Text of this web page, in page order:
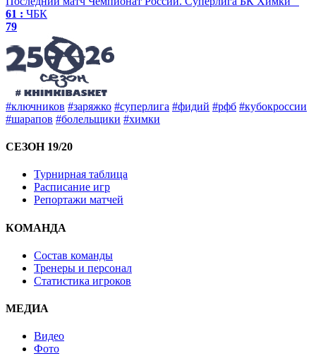
61 : ЧБК
79
#ключников #заряжко #суперлига #фидий #рфб #кубокроссии
#шарапов #болельщики #химки
СЕЗОН 19/20
Турнирная таблица
Расписание игр
Репортажи матчей
КОМАНДА
Состав команды
Тренеры и персонал
Статистика игроков
МЕДИА
Видео
Фото